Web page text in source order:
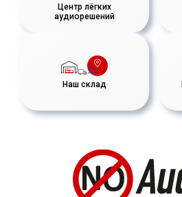
Центр лёгких
аудиорешений
Наш склад